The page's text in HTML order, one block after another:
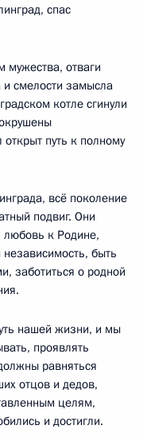
спас
мужества, отваги
и смелости замысла
котле сгинули
путь к полному
всё поколение
подвиг. Они
любовь к Родине,
независимость, быть
заботиться о родной
нашей жизни, и мы
проявлять
равняться
отцов и дедов,
целям,
и достигли.